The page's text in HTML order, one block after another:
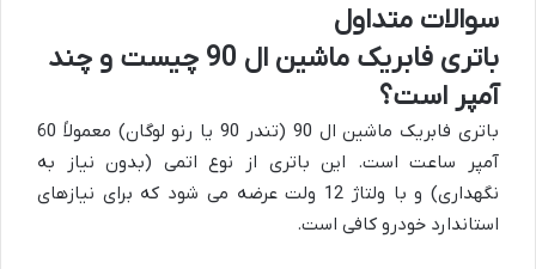
سوالات متداول
باتری فابریک ماشین ال 90 چیست و چند
آمپر است؟
باتری فابریک ماشین ال 90 (تندر 90 یا رنو لوگان) معمولاً 60
آمپر ساعت است. این باتری از نوع اتمی (بدون نیاز به
نگهداری) و با ولتاژ 12 ولت عرضه می شود که برای نیازهای
استاندارد خودرو کافی است.